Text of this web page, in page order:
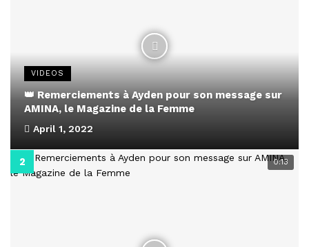
VIDEOS
👑 Remerciements à Ayden pour son message sur
AMINA, le Magazine de la Femme
April 1, 2022
0:13